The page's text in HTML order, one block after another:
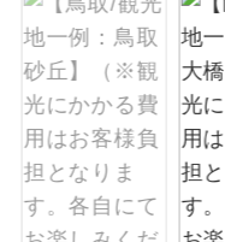
大浴場
全食事付き
全
事
く
お部屋食
お
だ
ウェブ限定コース
ンター及びカウン
ません。